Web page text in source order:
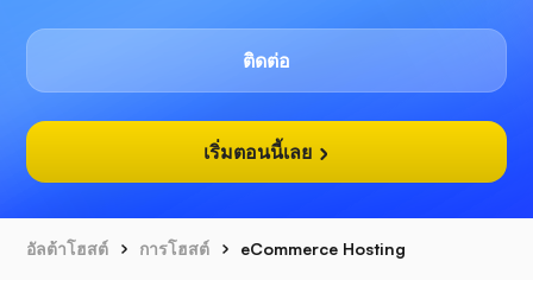
ติดต่อ
เริ่มตอนนี้เลย
อัลต้าโฮสต์ การโฮสต์ eCommerce Hosting